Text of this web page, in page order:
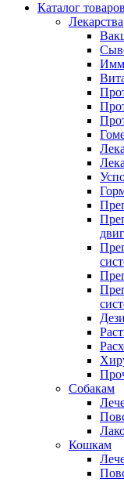
Каталог товаров
Лекарства
Собакам
Кошкам